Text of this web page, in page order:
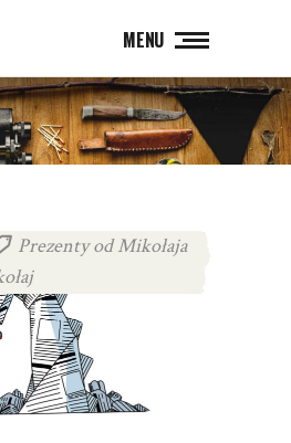
MENU
Prezenty od Mikołaja